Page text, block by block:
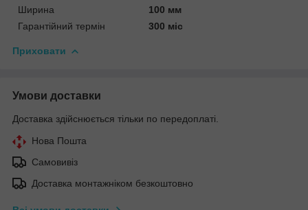
Ширина
100 мм
Гарантійний термін
300 міс
Приховати
Умови доставки
Доставка здійснюється тільки по передоплаті.
Нова Пошта
Самовивіз
Доставка монтажніком безкоштовно